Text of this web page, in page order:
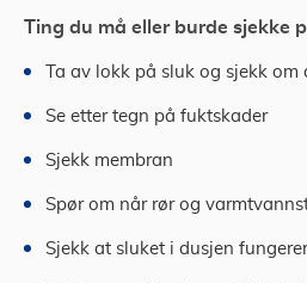
Ting du må eller burde sjekke
Ta av lokk på sluk og sjekk
Se etter tegn på fuktskader
Sjekk membran
Spør om når rør og
Sjekk at sluket i dusjen fungerer